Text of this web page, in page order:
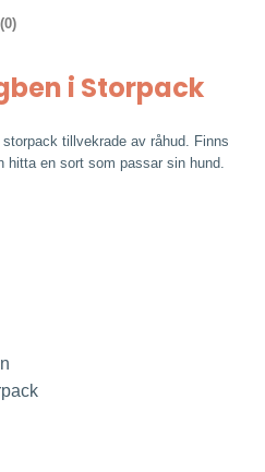
i Storpack
tillvekrade av råhud. Finns
hitta en sort som passar sin hund.